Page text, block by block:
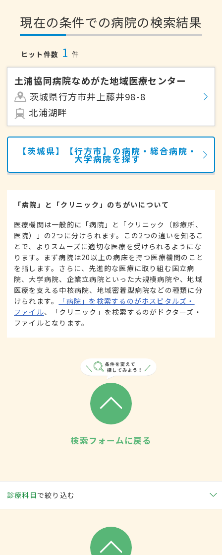
現在の条件での病院の検索結果
ヒット件数 1 件
土浦協同病院なめがた地域医療センター
茨城県行方市井上藤井98-8
北浦湖畔
【茨城県】【行方市】の病院・総合病院・
大学病院を探す
「病院」と「クリニック」のちがいについて
医療機関は一般的に「病院」と「クリニック（診療所、
医院）」の2つに分けられます。この2つの違いを知るこ
とで、よりスムーズに適切な医療を受けられるようにな
ります。まず病院は20以上の病床を持つ医療機関のこと
を指します。さらに、先進的な医療に取り組む国立病
院、大学病院、企業立病院といった大規模病院や、地域
医療を支える中核病院、地域密着型病院などの種類に分
けられます。
「病院」を検索するのがホスピタルズ・
ファイル、「クリニック」を検索するのがドクターズ・
ファイルとなります。
検索フォームに戻る
診療科目で絞り込む